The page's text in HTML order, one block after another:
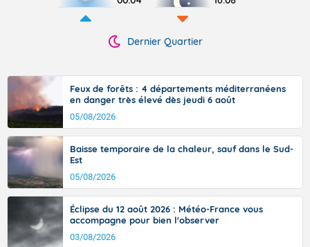
Dernier Quartier
Feux de forêts : 4 départements méditerranéens
en danger très élevé dès jeudi 6 août
05/08/2026
Baisse temporaire de la chaleur, sauf dans le Sud-
Est
05/08/2026
Éclipse du 12 août 2026 : Météo-France vous
accompagne pour bien l'observer
03/08/2026